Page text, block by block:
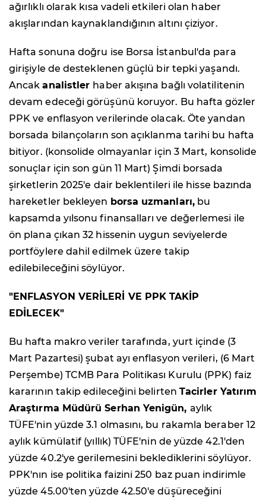
ağırlıklı olarak kısa vadeli etkileri olan haber
akışlarından kaynaklandığının altını çiziyor.
Hafta sonuna doğru ise Borsa İstanbul'da para
girişiyle de desteklenen güçlü bir tepki yaşandı.
Ancakanalistler haber akışına bağlı volatilitenin
devam edeceği görüşünü koruyor. Bu hafta gözler
PPK ve enflasyon verilerinde olacak. Öte yandan
borsada bilançoların son açıklanma tarihi bu hafta
bitiyor. (konsolide olmayanlar için 3 Mart, konsolide
sonuçlar için son gün 11 Mart) Şimdi borsada
şirketlerin 2025'e dair beklentileri ile hisse bazında
hareketler bekleyen borsa uzmanları,bu
kapsamda yılsonu finansalları ve değerlemesi ile
ön plana çıkan 32 hissenin uygun seviyelerde
portföylere dahil edilmek üzere takip
edilebileceğini söylüyor.
"ENFLASYON VERİLERİ VE PPK TAKİP
EDİLECEK"
Bu hafta makro veriler tarafında, yurt içinde (3
Mart Pazartesi) şubat ayı enflasyon verileri, (6 Mart
Perşembe) TCMB Para Politikası Kurulu (PPK) faiz
kararının takip edileceğini belirten Tacirler Yatırım
Araştırma Müdürü Serhan Yenigün, aylık
TÜFE'nin yüzde 3.1 olmasını, bu rakamla beraber 12
aylık kümülatif (yıllık) TÜFE'nin de yüzde 42.1'den
yüzde 40.2'ye gerilemesini beklediklerini söylüyor.
PPK'nın ise politika faizini 250 baz puan indirimle
yüzde 45.00'ten yüzde 42.50'e düşüreceğini